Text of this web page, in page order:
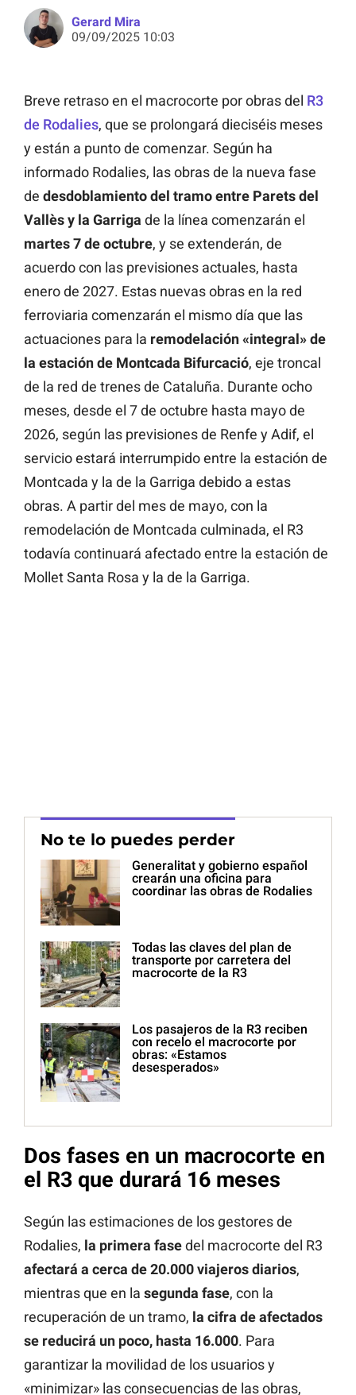
Gerard Mira
09/09/2025 10:03
Breve retraso en el macrocorte por obras del R3
de Rodalies, que se prolongará dieciséis meses
y están a punto de comenzar. Según ha
informado Rodalies, las obras de la nueva fase
de desdoblamiento del tramo entre Parets del
Vallès y la Garriga de la línea comenzarán el
martes 7 de octubre, y se extenderán, de
acuerdo con las previsiones actuales, hasta
enero de 2027. Estas nuevas obras en la red
ferroviaria comenzarán el mismo día que las
actuaciones para la remodelación «integral» de
la estación de Montcada Bifurcació, eje troncal
de la red de trenes de Cataluña. Durante ocho
meses, desde el 7 de octubre hasta mayo de
2026, según las previsiones de Renfe y Adif, el
servicio estará interrumpido entre la estación de
Montcada y la de la Garriga debido a estas
obras. A partir del mes de mayo, con la
remodelación de Montcada culminada, el R3
todavía continuará afectado entre la estación de
Mollet Santa Rosa y la de la Garriga.
No te lo puedes perder
Generalitat y gobierno español
crearán una oficina para
coordinar las obras de Rodalies
Todas las claves del plan de
transporte por carretera del
macrocorte de la R3
Los pasajeros de la R3 reciben
con recelo el macrocorte por
obras: «Estamos
desesperados»
Dos fases en un macrocorte en
el R3 que durará 16 meses
Según las estimaciones de los gestores de
Rodalies, la primera fasedel macrocorte del R3
afectará a cerca de 20.000 viajeros diarios,
mientras que en la segunda fase, con la
recuperación de un tramo, la cifra de afectados
se reducirá un poco, hasta 16.000. Para
garantizar la movilidad de los usuarios y
«minimizar» las consecuencias de las obras,